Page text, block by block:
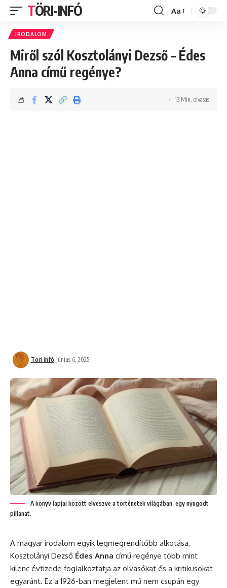
TÖRI-INFÓ
Font
Aa
IRODALOM
Miről szól Kosztolányi Dezső – Édes
Anna című regénye?
Töri infó június 6, 2025
13 Min. olvasás
A könyv lapjai között elveszve a történetek világában, egy nyugodt
pillanat.
A magyar irodalom egyik legmegrendítőbb alkotása,
Kosztolányi Dezső Édes Anna című regénye több mint
kilenc évtizede foglalkoztatja az olvasókat és a kritikusokat
egyaránt. Ez a 1926-ban megjelent mű nem csupán egy